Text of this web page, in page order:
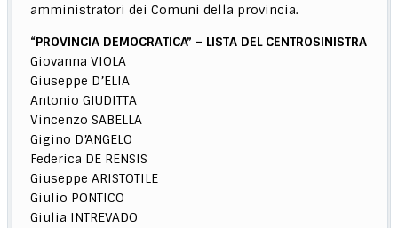
amministratori dei Comuni della provincia.
“PROVINCIA DEMOCRATICA” – LISTA DEL CENTROSINISTRA
Giovanna VIOLA
Giuseppe D’ELIA
Antonio GIUDITTA
Vincenzo SABELLA
Gigino D’ANGELO
Federica DE RENSIS
Giuseppe ARISTOTILE
Giulio PONTICO
Giulia INTREVADO